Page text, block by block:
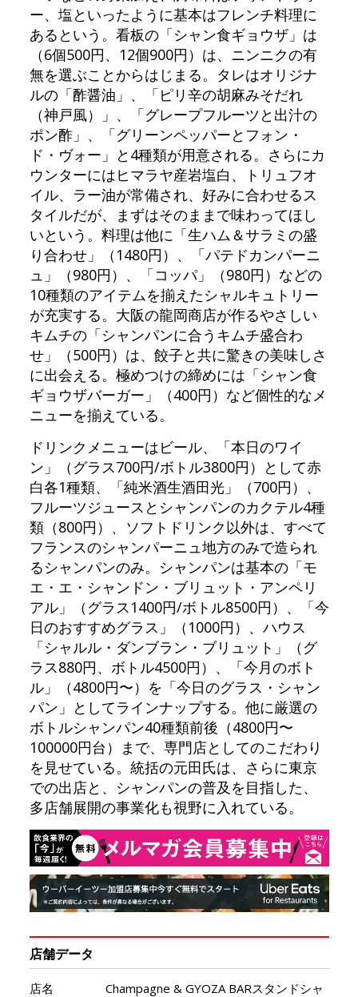
ー、塩といったように基本はフレンチ料理に
あるという。看板の「シャン食ギョウザ」は
（6個500円、12個900円）は、ニンニクの有
無を選ぶことからはじまる。タレはオリジナ
ルの「酢醤油」、「ピリ辛の胡麻みそだれ
（神戸風）」、「グレープフルーツと出汁の
ポン酢」、「グリーンペッパーとフォン・
ド・ヴォー」と4種類が用意される。さらにカ
ウンターにはヒマラヤ産岩塩白、トリュフオ
イル、ラー油が常備され、好みに合わせるス
タイルだが、まずはそのままで味わってほし
いという。料理は他に「生ハム＆サラミの盛
り合わせ」（1480円）、「パテドカンパーニ
ュ」（980円）、「コッパ」（980円）などの
10種類のアイテムを揃えたシャルキュトリー
が充実する。大阪の龍岡商店が作るやさしい
キムチの「シャンパンに合うキムチ盛合わ
せ」（500円）は、餃子と共に驚きの美味しさ
に出会える。極めつけの締めには「シャン食
ギョウザバーガー」（400円）など個性的なメ
ニューを揃えている。
ドリンクメニューはビール、「本日のワイ
ン」（グラス700円/ボトル3800円）として赤
白各1種類、「純米酒生酒田光」（700円）、
フルーツジュースとシャンパンのカクテル4種
類（800円）、ソフトドリンク以外は、すべて
フランスのシャンパーニュ地方のみで造られ
るシャンパンのみ。シャンパンは基本の「モ
エ・エ・シャンドン・ブリュット・アンペリ
アル」（グラス1400円/ボトル8500円）、「今
日のおすすめグラス」（1000円）、ハウス
「シャルル・ダンブラン・ブリュット」（グ
ラス880円、ボトル4500円）、「今月のボト
ル」（4800円〜）を「今日のグラス・シャン
パン」としてラインナップする。他に厳選の
ボトルシャンパン40種類前後（4800円〜
100000円台）まで、専門店としてのこだわり
を見せている。統括の元田氏は、さらに東京
での出店と、シャンパンの普及を目指した、
多店舗展開の事業化も視野に入れている。
店舗データ
店名
Champagne & GYOZA BARスタンドシャ